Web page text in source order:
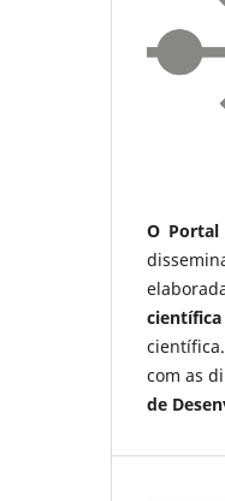
O Portal
com as
de